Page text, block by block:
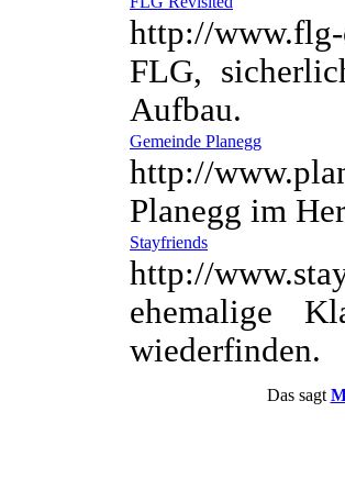
http://
FLG,
Aufbau.
Gemeinde Planegg
http://
Planegg im
Stayfriends
http://
ehemalige
wiederfinden.
Das sagt